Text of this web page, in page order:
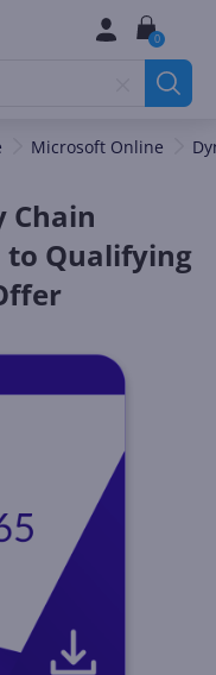
0
Microsoft Online
Chain
Qualifying